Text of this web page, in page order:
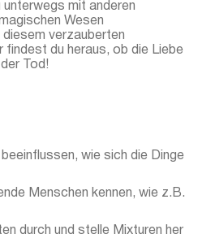
mit anderen
Wesen
diesem verzauberten
findest du heraus, ob die Liebe
Tod!
wie sich die Dinge
Menschen kennen, wie z.B.
durch und stelle Mixturen her